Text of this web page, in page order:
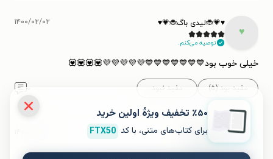
♥
♥💗🐞لیدی باگ🐞💗♥
توصیه می‌کنم.
۱۴۰۰/۰۲/۰۲
خیلی خوب بود💙💙💙💙💙💙💙💜💜💜💜💜💟💟💟💟
مفید بود (۵) مفید نبود

𝘼𝙂𝘿`𝘚𝘶𝘨𝘢
توصیه می‌کنم.
٪۵۰ تخفیف ویژۀ اولین خرید
برای کتاب‌های متنی، با کد FTX50